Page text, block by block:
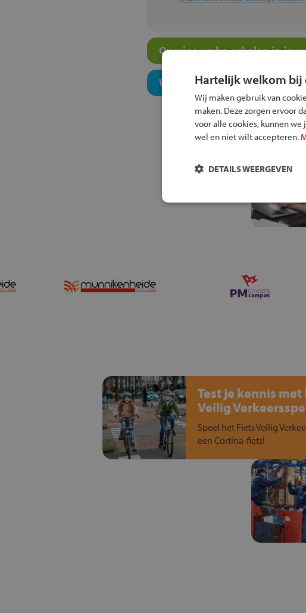
Overige vmbo-scholen in
Welk onderwijsconcept past
Test je kennis met
Veilig
Speel het Fiets Veilig
een Cortina-fiets!
Hartelijk welkom bij
Wij maken gebruik van
maken. Deze zorgen ervoor
voor alle cookies, kunnen
wel en niet wilt accepteren.
DETAILS WEERGEVEN